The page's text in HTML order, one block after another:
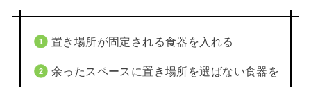
置き場所が固定される食器を入れる
余ったスペースに置き場所を選ばない食器を